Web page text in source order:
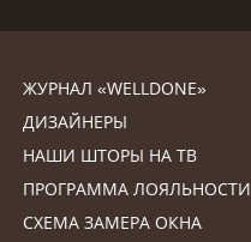
ЖУРНАЛ «WELLDONE»
ДИЗАЙНЕРЫ
НАШИ ШТОРЫ НА ТВ
ПРОГРАММА ЛОЯЛЬНОСТИ
СХЕМА ЗАМЕРА ОКНА